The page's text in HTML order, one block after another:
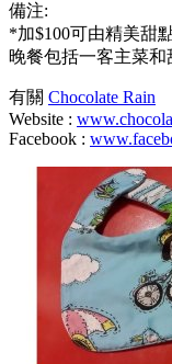
備注:
*加$100可由精美甜
晚餐包括一客主菜和
有關 Chocolate Rain
Website :
Facebook :